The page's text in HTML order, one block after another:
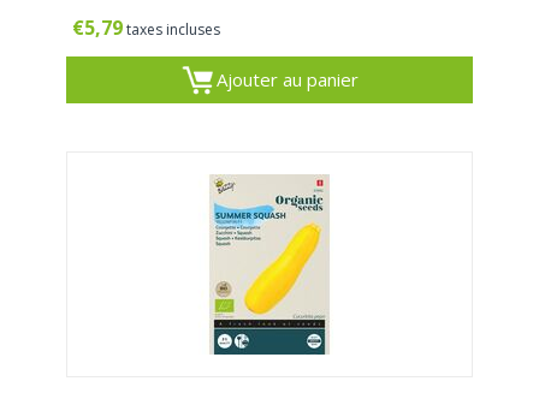
€5,79taxes incluses
Ajouter au panier